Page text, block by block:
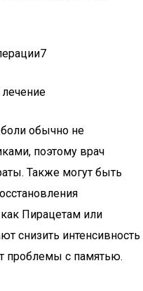
обычно не
поэтому врач
Также могут быть
Пирацетам или
снизить интенсивность
проблемы с памятью.